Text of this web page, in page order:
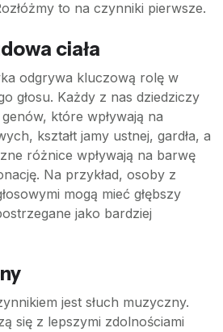
to na czynniki pierwsze.
ciała
odgrywa kluczową rolę w
głosu. Każdy z nas dziedziczy
które wpływają na
kształt jamy ustnej, gardła, a
różnice wpływają na barwę
Na przykład, osoby z
mogą mieć głębszy
jako bardziej
jest słuch muzyczny.
się z lepszymi zdolnościami